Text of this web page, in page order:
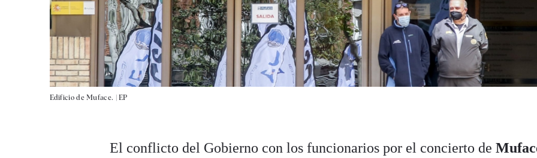
Edificio de Muface. |EP
El conflicto del Gobierno con los funcionarios por el concierto de